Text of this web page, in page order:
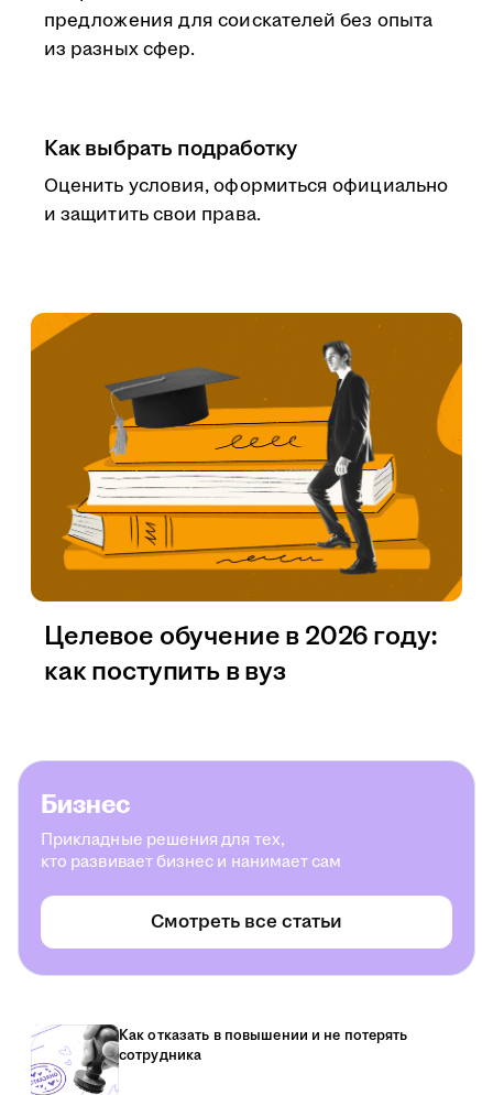
предложения для соискателей без опыта
из разных сфер.
Как выбрать подработку
Оценить условия, оформиться официально
и защитить свои права.
Целевое обучение в 2026 году:
как поступить в вуз
Бизнес
Прикладные решения для тех,
кто развивает бизнес и нанимает сам
Смотреть все статьи
Как отказать в повышении и не потерять
сотрудника